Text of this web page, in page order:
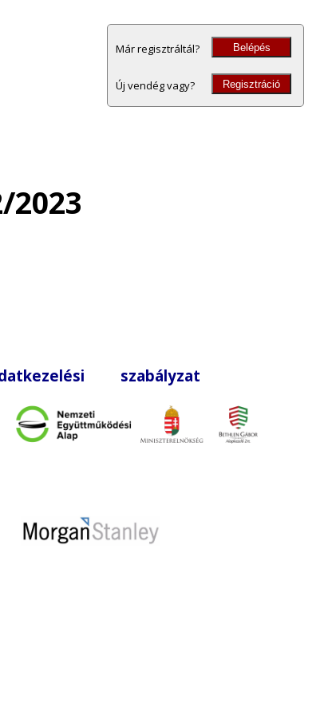
Már regisztráltál? Belépés
Új vendég vagy? Regisztráció
szabályzat